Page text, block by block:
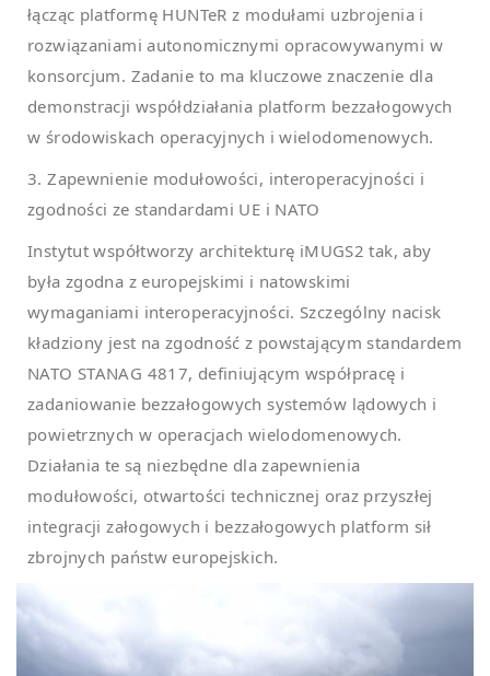
łącząc platformę HUNTeR z modułami uzbrojenia i
rozwiązaniami autonomicznymi opracowywanymi w
konsorcjum. Zadanie to ma kluczowe znaczenie dla
demonstracji współdziałania platform bezzałogowych
w środowiskach operacyjnych i wielodomenowych.
3. Zapewnienie modułowości, interoperacyjności i
zgodności ze standardami UE i NATO
Instytut współtworzy architekturę iMUGS2 tak, aby
była zgodna z europejskimi i natowskimi
wymaganiami interoperacyjności. Szczególny nacisk
kładziony jest na zgodność z powstającym standardem
NATO STANAG 4817, definiującym współpracę i
zadaniowanie bezzałogowych systemów lądowych i
powietrznych w operacjach wielodomenowych.
Działania te są niezbędne dla zapewnienia
modułowości, otwartości technicznej oraz przyszłej
integracji załogowych i bezzałogowych platform sił
zbrojnych państw europejskich.